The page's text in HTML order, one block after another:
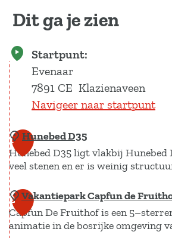
Dit ga je zien
Startpunt:
Evenaar
7891 CE Klazienaveen
Navigeer naar startpunt
1
Hunebed D35
Hunebed D35 ligt vlakbij Hunebed
veel stenen en er is weinig
H
u
n
2 Vakantiepark Capfun de
Capfun De Fruithof is een
animatie in de bosrijke omgeving